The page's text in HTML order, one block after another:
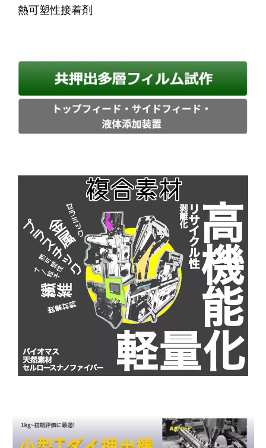
熱可塑性接着剤